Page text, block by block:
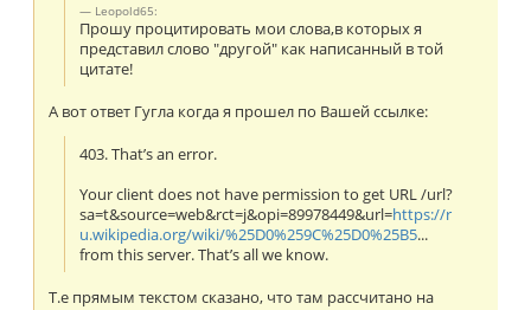
Leopold65:
Прошу процитировать мои слова,в которых я
представил слово "другой" как написанный в той
цитате!
А вот ответ Гугла когда я прошел по Вашей ссылке:
403. That’s an error.
Your client does not have permission to get URL /url?
sa=t&source=web&rct=j&opi=89978449&url=https://r
u.wikipedia.org/wiki/%25D0%259C%25D0%25B5...
from this server. That’s all we know.
Т.е прямым текстом сказано, что там рассчитано на